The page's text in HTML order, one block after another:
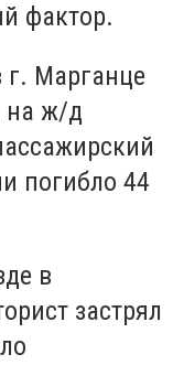
фактор.
Марганце
на ж/д
погибло 44
в
застрял